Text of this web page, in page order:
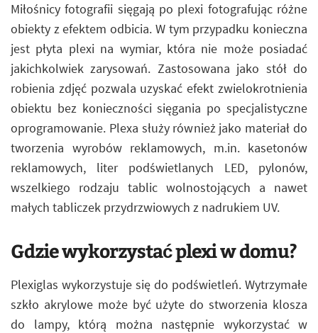
Miłośnicy fotografii sięgają po plexi fotografując różne
obiekty z efektem odbicia. W tym przypadku konieczna
jest płyta plexi na wymiar, która nie może posiadać
jakichkolwiek zarysowań. Zastosowana jako stół do
robienia zdjęć pozwala uzyskać efekt zwielokrotnienia
obiektu bez konieczności sięgania po specjalistyczne
oprogramowanie. Plexa służy również jako materiał do
tworzenia wyrobów reklamowych, m.in. kasetonów
reklamowych, liter podświetlanych LED, pylonów,
wszelkiego rodzaju tablic wolnostojących a nawet
małych tabliczek przydrzwiowych z nadrukiem UV.
Gdzie wykorzystać plexi w domu?
Plexiglas wykorzystuje się do podświetleń. Wytrzymałe
szkło akrylowe może być użyte do stworzenia klosza
do lampy, którą można następnie wykorzystać w